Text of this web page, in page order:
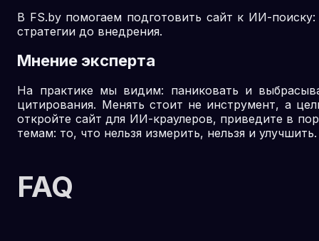
В FS.by помогаем подготовить сайт к ИИ-
стратегии до внедрения.
Мнение эксперта
На практике мы видим: паниковать и
цитирования. Менять стоит не инструмент, а
откройте сайт для ИИ-краулеров, приведите в
темам: то, что нельзя измерить, нельзя и улучшить.
FAQ